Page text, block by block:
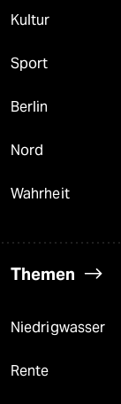
Kultur
Sport
Berlin
Nord
Wahrheit
Themen
Niedrigwasser
Rente